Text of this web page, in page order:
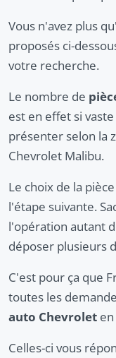
Vous n'avez plus
proposés ci-
votre recherche.
Le nombre de
est en effet si
présenter selon la
Chevrolet Malibu.
Le choix de la
l'étape suivante.
l'opération autant
déposer plusieurs
C'est pour ça que
toutes les
auto Chevrolet
Celles-ci vous